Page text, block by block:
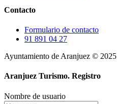
Contacto
Formulario de contacto
91 891 04 27
Ayuntamiento de Aranjuez © 2025
Aranjuez Turismo. Registro
Nombre de usuario